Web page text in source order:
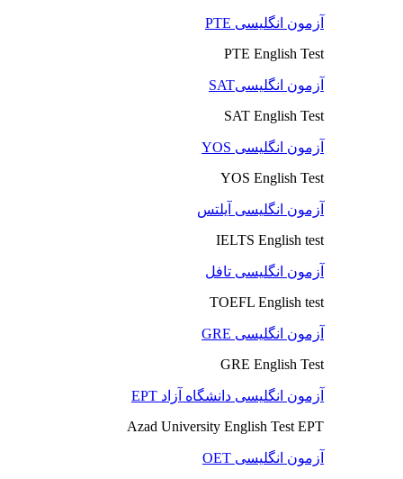
آزمون انگلیسی PTE
PTE English Test
آزمون انگلیسیSAT
SAT English Test
آزمون انگلیسی YOS
YOS English Test
آزمون انگلیسی آیلتس
IELTS English test
آزمون انگلیسی تافل
TOEFL English test
آزمون انگلیسی GRE
GRE English Test
آزمون انگلیسی دانشگاه آزاد EPT
Azad University English Test EPT
آزمون انگلیسی OET